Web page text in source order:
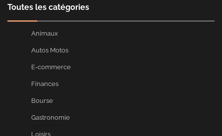
Toutes les catégories
Animaux
Autos Motos
E-commerce
Finances
Bourse
Gastronomie
Loisirs